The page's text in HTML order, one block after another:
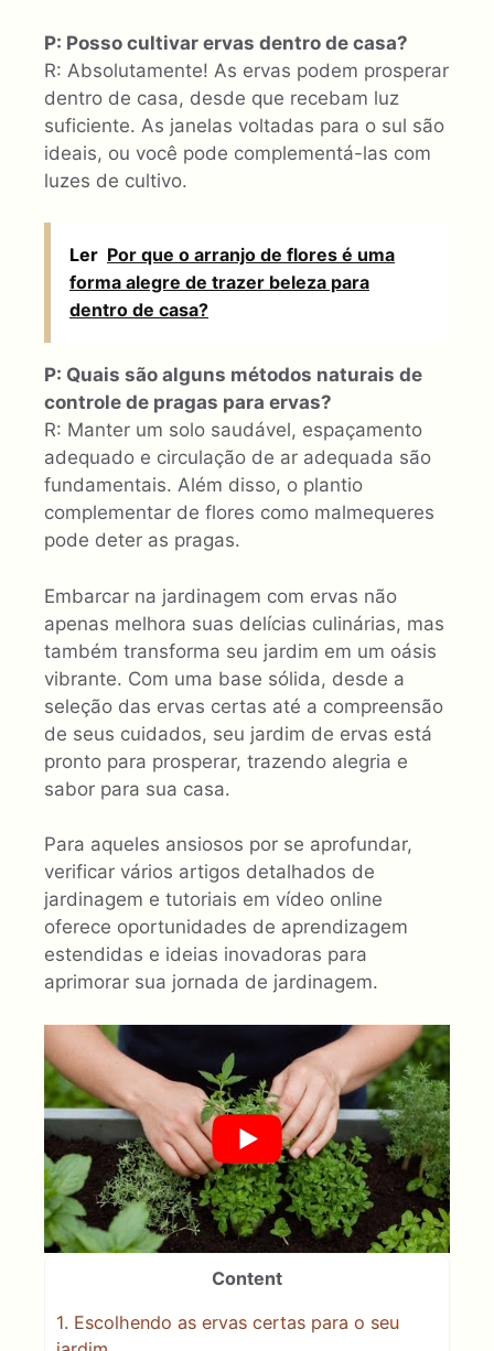
P: Posso cultivar ervas dentro de casa?
R: Absolutamente! As ervas podem prosperar
dentro de casa, desde que recebam luz
suficiente. As janelas voltadas para o sul são
ideais, ou você pode complementá-las com
luzes de cultivo.
Ler Por que o arranjo de flores é uma
forma alegre de trazer beleza para
dentro de casa?
P: Quais são alguns métodos naturais de
controle de pragas para ervas?
R: Manter um solo saudável, espaçamento
adequado e circulação de ar adequada são
fundamentais. Além disso, o plantio
complementar de flores como malmequeres
pode deter as pragas.
Embarcar na jardinagem com ervas não
apenas melhora suas delícias culinárias, mas
também transforma seu jardim em um oásis
vibrante. Com uma base sólida, desde a
seleção das ervas certas até a compreensão
de seus cuidados, seu jardim de ervas está
pronto para prosperar, trazendo alegria e
sabor para sua casa.
Para aqueles ansiosos por se aprofundar,
verificar vários artigos detalhados de
jardinagem e tutoriais em vídeo online
oferece oportunidades de aprendizagem
estendidas e ideias inovadoras para
aprimorar sua jornada de jardinagem.
Content
1. Escolhendo as ervas certas para o seu